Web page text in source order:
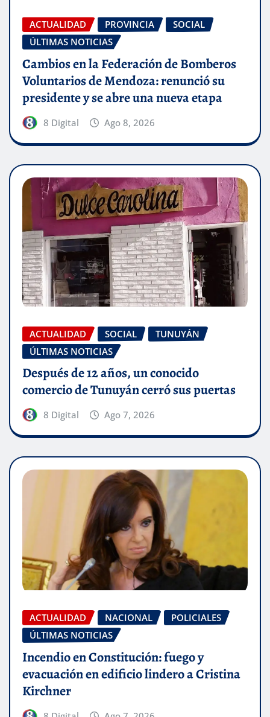
ACTUALIDAD PROVINCIA
SOCIAL
ÚLTIMAS NOTICIAS
Cambios en la Federación de Bomberos
Voluntarios de Mendoza: renunció su
presidente y se abre una nueva etapa
8 Digital Ago 8, 2026
ACTUALIDAD SOCIAL
TUNUYÁN
ÚLTIMAS NOTICIAS
Después de 12 años, un conocido
comercio de Tunuyán cerró sus puertas
8 Digital Ago 7, 2026
ACTUALIDAD NACIONAL
POLICIALES
ÚLTIMAS NOTICIAS
Incendio en Constitución: fuego y
evacuación en edificio lindero a Cristina
Kirchner